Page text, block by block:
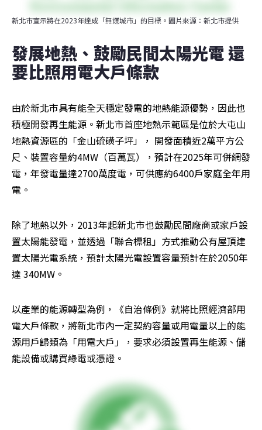
新北市宣示將在2023年達成「無煤城市」的目標。圖片來源：新北市提供
發展地熱、鼓勵民間太陽光電 還
要比照用電大戶條款
由於新北市具有能全天穩定發電的地熱能源優勢，因此也
積極開發再生能源。新北市首座地熱示範區是位於大屯山
地熱資源區的「金山硫磺子坪」， 開發面積近2萬平方公
尺、裝置容量約4MW（百萬瓦），預計在2025年可併網發
電，年發電量達2700萬度電，可供應約6400戶家庭全年用
電。
除了地熱以外，2013年起新北市也鼓勵民間廠商或家戶設
置太陽能發電，並透過「聯合標租」方式推動公有屋頂建
置太陽光電系統，預計太陽光電設置容量預計在於2050年
達 340MW。
以產業的能源轉型為例，《自治條例》就將比照經濟部用
電大戶條款，將新北市內一定契約容量或用電量以上的能
源用戶歸類為「用電大戶」，要求必須設置再生能源、儲
能設備或購買綠電或憑證。